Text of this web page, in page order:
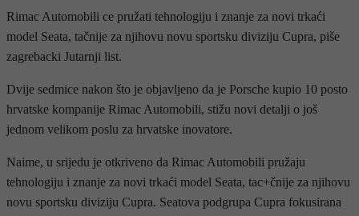
Rimac Automobili ce pružati tehnologiju i znanje za novi trkaći
model Seata, tačnije za njihovu novu sportsku diviziju Cupra, piše
zagrebacki Jutarnji list.
Dvije sedmice nakon što je objavljeno da je Porsche kupio 10 posto
hrvatske kompanije Rimac Automobili, stižu novi detalji o još
jednom velikom poslu za hrvatske inovatore.
Naime, u srijedu je otkriveno da Rimac Automobili pružaju
tehnologiju i znanje za novi trkaći model Seata, tac+čnije za njihovu
novu sportsku diviziju Cupra. Seatova podgrupa Cupra fokusirana